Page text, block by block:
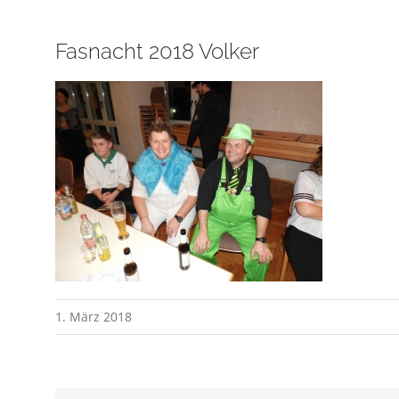
Fasnacht 2018 Volker
1. März 2018